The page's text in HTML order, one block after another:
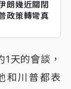
朗幾近關閉
政策轉彎真
天的會談，
和川普都表